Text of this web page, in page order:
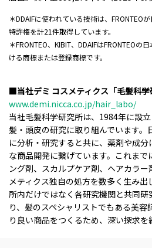
＊DDAIFに使われている技術は、FRONTEO
特許権を計21件取得しています。
＊FRONTEO、KIBIT、DDAIFはFRONTEOの
ける商標または登録商標です。
■当社デミ コスメティクス「毛髪科
www.demi.nicca.co.jp/hair_labo/
当社毛髪科学研究所は、1984年に設
髪・頭皮の研究に取り組んでいます
に分析・研究すると共に、薬剤や成
な商品開発に繋げています。これまで
ング剤、スカルプケア剤、ヘアカラ
メティクス独自の処方を数多く生み
所内だけではなく各研究機関と共同
り、髪のスペシャリストでもある美容
り良い商品をつくるため、深い探求を